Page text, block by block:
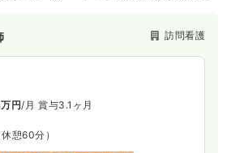
ー、居宅介護支援事業所等も複数有し
の連携を図りながらも、医療ネットワ
れている法人です。同訪問看護ステー
る大久保病院や関連施設はもちろんの
アマネジャーとも連携を密にしながら
れています。
訪問看護
万円/月 賞与3.1ヶ月
休憩60分）